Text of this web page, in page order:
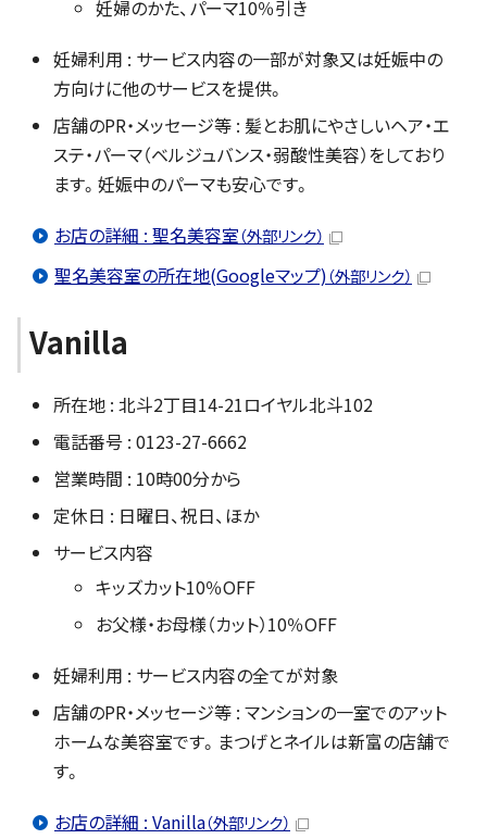
妊婦のかた、パーマ10％引き
妊婦利用 : サービス内容の一部が対象又は妊娠中の
方向けに他のサービスを提供。
店舗のPR・メッセージ等 : 髪とお肌にやさしいヘア・エ
ステ・パーマ（ベルジュバンス・弱酸性美容）をしており
ます。妊娠中のパーマも安心です。
お店の詳細 : 聖名美容室（外部リンク）
聖名美容室の所在地(Googleマップ)（外部リンク）
Vanilla
所在地 : 北斗2丁目14-21ロイヤル北斗102
電話番号 : 0123-27-6662
営業時間 : 10時00分から
定休日 : 日曜日、祝日、ほか
サービス内容
キッズカット10％OFF
お父様・お母様（カット）10％OFF
妊婦利用 : サービス内容の全てが対象
店舗のPR・メッセージ等 : マンションの一室でのアット
ホームな美容室です。まつげとネイルは新富の店舗で
す。
お店の詳細 : Vanilla（外部リンク）